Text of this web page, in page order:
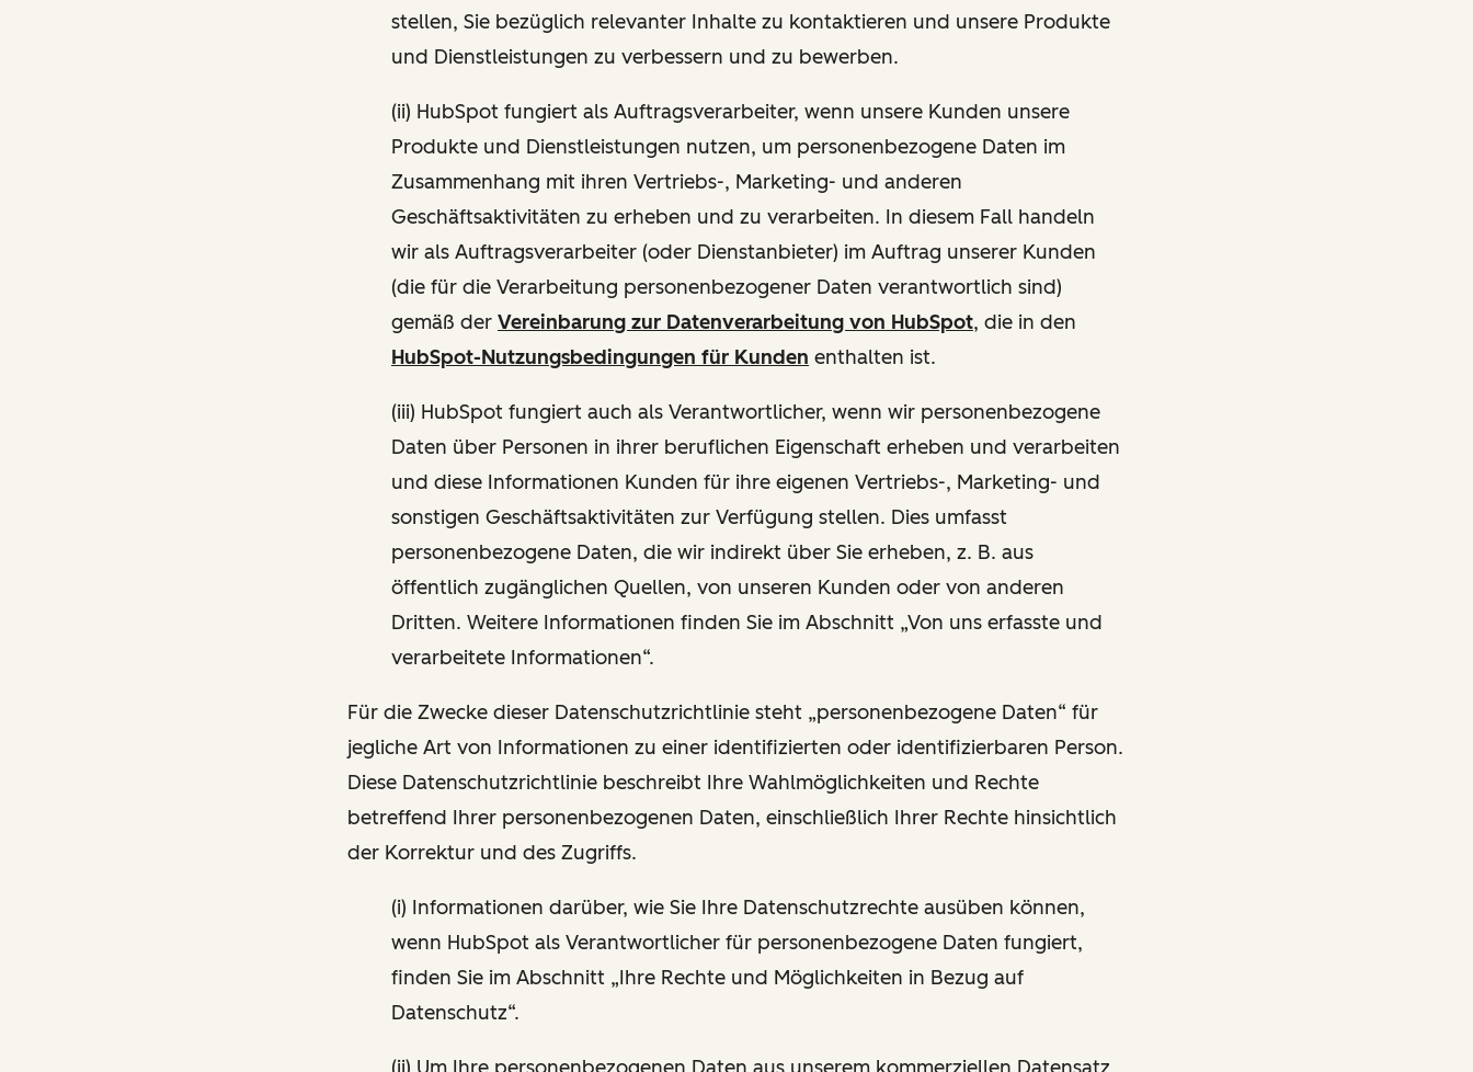
stellen, Sie bezüglich relevanter Inhalte zu kontaktieren und unsere Produkte
und Dienstleistungen zu verbessern und zu bewerben.
(ii) HubSpot fungiert als Auftragsverarbeiter, wenn unsere Kunden unsere
Produkte und Dienstleistungen nutzen, um personenbezogene Daten im
Zusammenhang mit ihren Vertriebs-, Marketing- und anderen
Geschäftsaktivitäten zu erheben und zu verarbeiten. In diesem Fall handeln
wir als Auftragsverarbeiter (oder Dienstanbieter) im Auftrag unserer Kunden
(die für die Verarbeitung personenbezogener Daten verantwortlich sind)
gemäß der Vereinbarung zur Datenverarbeitung von HubSpot, die in den
HubSpot-Nutzungsbedingungen für Kunden enthalten ist.
(iii) HubSpot fungiert auch als Verantwortlicher, wenn wir personenbezogene
Daten über Personen in ihrer beruflichen Eigenschaft erheben und verarbeiten
und diese Informationen Kunden für ihre eigenen Vertriebs-, Marketing- und
sonstigen Geschäftsaktivitäten zur Verfügung stellen. Dies umfasst
personenbezogene Daten, die wir indirekt über Sie erheben, z. B. aus
öffentlich zugänglichen Quellen, von unseren Kunden oder von anderen
Dritten. Weitere Informationen finden Sie im Abschnitt „Von uns erfasste und
verarbeitete Informationen“.
Für die Zwecke dieser Datenschutzrichtlinie steht „personenbezogene Daten“ für
jegliche Art von Informationen zu einer identifizierten oder identifizierbaren Person.
Diese Datenschutzrichtlinie beschreibt Ihre Wahlmöglichkeiten und Rechte
betreffend Ihrer personenbezogenen Daten, einschließlich Ihrer Rechte hinsichtlich
der Korrektur und des Zugriffs.
(i) Informationen darüber, wie Sie Ihre Datenschutzrechte ausüben können,
wenn HubSpot als Verantwortlicher für personenbezogene Daten fungiert,
finden Sie im Abschnitt „Ihre Rechte und Möglichkeiten in Bezug auf
Datenschutz“.